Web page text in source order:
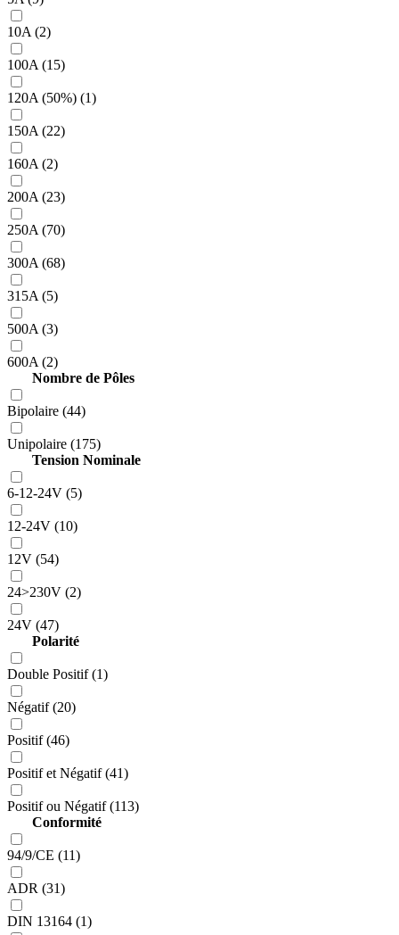
10A (2)
100A (15)
120A (50%) (1)
150A (22)
160A (2)
200A (23)
250A (70)
300A (68)
315A (5)
500A (3)
600A (2)
Nombre de Pôles
Bipolaire (44)
Unipolaire (175)
Tension Nominale
6-12-24V (5)
12-24V (10)
12V (54)
24>230V (2)
24V (47)
Polarité
Double Positif (1)
Négatif (20)
Positif (46)
Positif et Négatif (41)
Positif ou Négatif (113)
Conformité
94/9/CE (11)
ADR (31)
DIN 13164 (1)